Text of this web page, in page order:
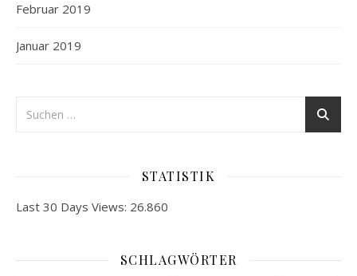
Februar 2019
Januar 2019
STATISTIK
Last 30 Days Views: 26.860
SCHLAGWÖRTER